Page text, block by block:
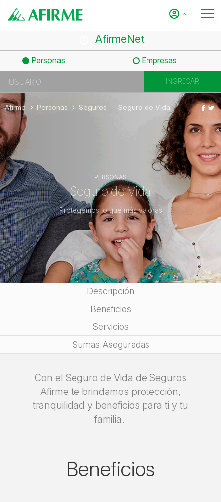
AfirmeNet
Personas Empresas
Afirme Personas Seguros Seguro de Vida
PERSONAS
Seguro de Vida
Protegemos lo que más valoras
Descripción
Beneficios
Servicios
Sumas Aseguradas
Con el Seguro de Vida de Seguros
Afirme te brindamos protección,
tranquilidad y beneficios para ti y tu
familia.
Beneficios